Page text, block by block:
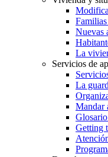
Nuevas
La
Servicios de
La
Mandar
Getting